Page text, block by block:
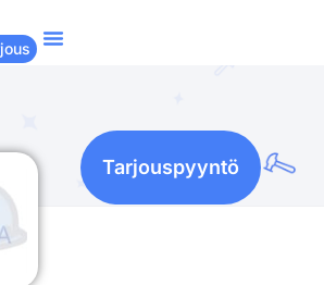
Tarjouspyyntö